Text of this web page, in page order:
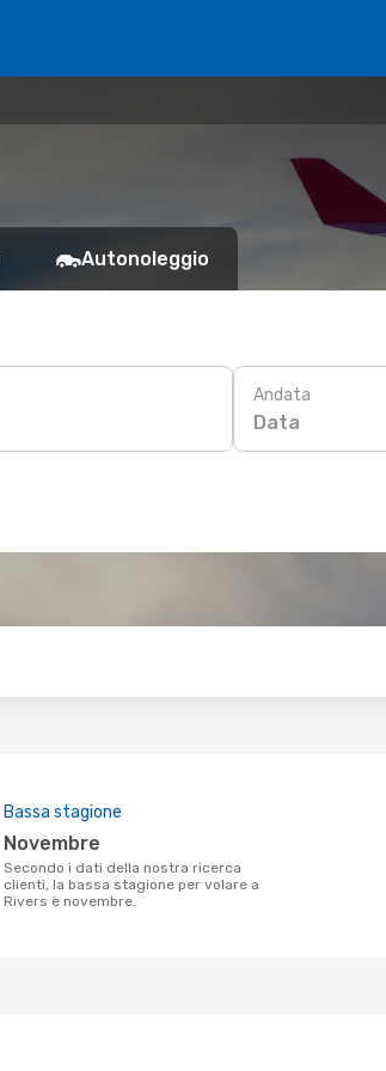
Autonoleggio
Andata
Data
Bassa stagione
novembre
Secondo i dati della nostra ricerca
clienti, la bassa stagione per volare a
Rivers è novembre.